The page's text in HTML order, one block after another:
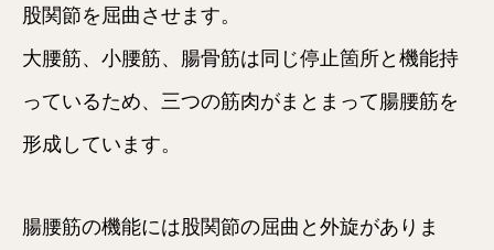
股関節を屈曲させます。
大腰筋、小腰筋、腸骨筋は同じ停止箇所と機能持
っているため、三つの筋肉がまとまって腸腰筋を
形成しています。
腸腰筋の機能には股関節の屈曲と外旋がありま